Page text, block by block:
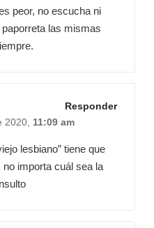
peor, no escucha ni
las mismas
Responder
2020, 11:09 am
lesbiano” tiene que
importa cuál sea la